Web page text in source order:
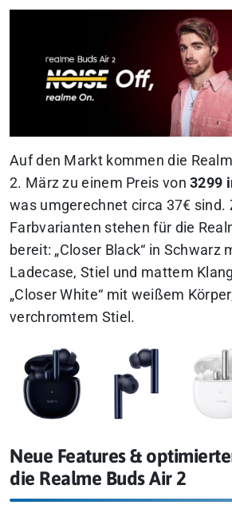
Auf den Markt kommen die
2. März zu einem Preis von3299
was umgerechnet circa 37€ sind.
Farbvarianten stehen für die
bereit: „Closer Black“ in Schwarz
Ladecase, Stiel und mattem
„Closer White“ mit weißem
verchromtem Stiel.
Neue Features &
die Realme Buds Air 2